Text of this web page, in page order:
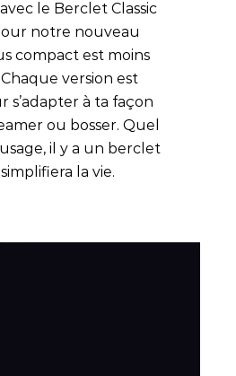
le Berclet Classic
notre nouveau
compact est moins
version est
s’adapter à ta façon
ou bosser. Quel
il y a un berclet
la vie.